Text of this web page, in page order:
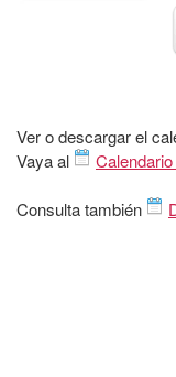
Ver o descargar el
Vaya al
Consulta también